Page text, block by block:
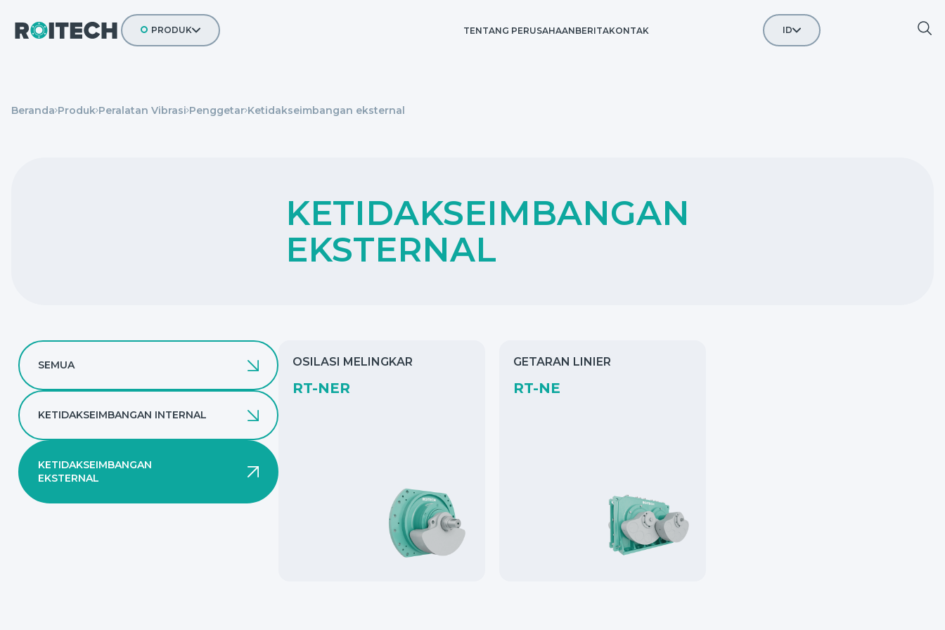
PRODUK
SISTEM DAN PERALATAN PENGGERAK
TENTANG PERUSAHAANBERITAKONTAK ID
Beranda Produk Peralatan Vibrasi Penggetar Ketidakseimbangan eksternal
KETIDAKSEIMBANGAN
EKSTERNAL
SEMUA
KETIDAKSEIMBANGAN INTERNAL
KETIDAKSEIMBANGAN
EKSTERNAL
OSILASI MELINGKAR
RT-NER
GETARAN LINIER
RT-NE